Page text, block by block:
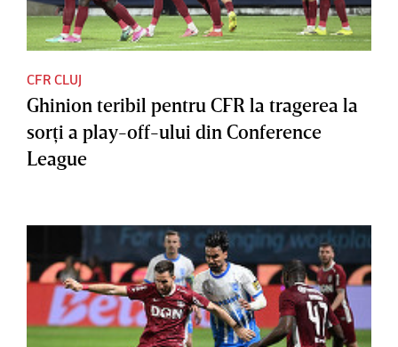
CFR CLUJ
Ghinion teribil pentru CFR la tragerea la
sorţi a play-off-ului din Conference
League